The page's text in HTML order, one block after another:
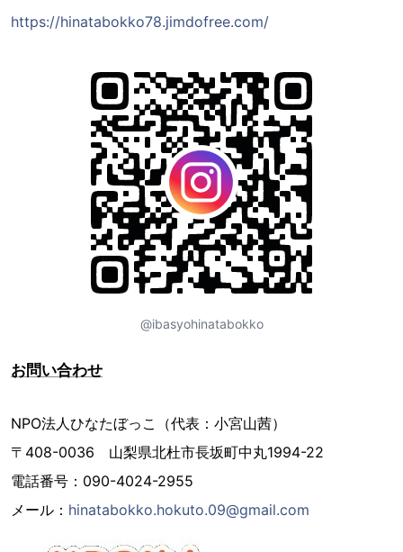
https://hinatabokko78.jimdofree.com/
@ibasyohinatabokko
お問い合わせ
NPO法人ひなたぼっこ（代表：小宮山茜）
〒408-0036 山梨県北杜市長坂町中丸1994-22
電話番号：090-4024-2955
メール： hinatabokko.hokuto.09@gmail.com